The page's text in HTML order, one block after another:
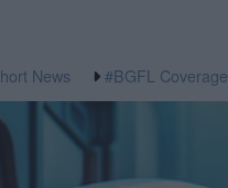
News #BGFL Coverage